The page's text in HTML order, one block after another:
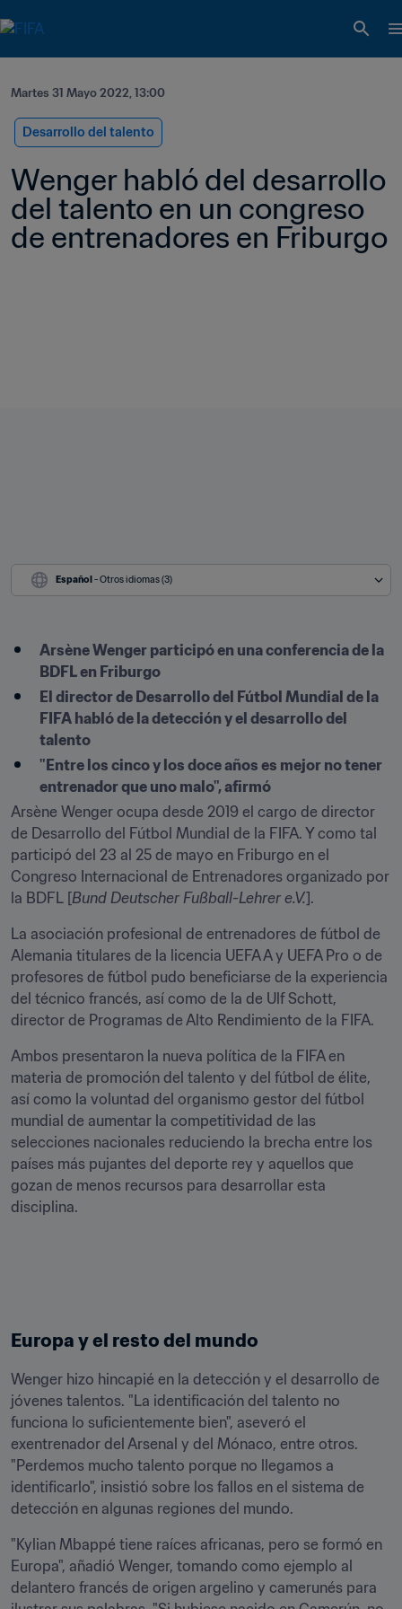
Martes 31 Mayo 2022, 13:00
Desarrollo del talento
Wenger habló del desarrollo
del talento en un congreso
de entrenadores en Friburgo
Español - Otros idiomas (3)
Arsène Wenger participó en una conferencia de la
BDFL en Friburgo
El director de Desarrollo del Fútbol Mundial de la
FIFA habló de la detección y el desarrollo del
talento
"Entre los cinco y los doce años es mejor no tener
entrenador que uno malo", afirmó
Arsène Wenger ocupa desde 2019 el cargo de director
de Desarrollo del Fútbol Mundial de la FIFA. Y como tal
participó del 23 al 25 de mayo en Friburgo en el
Congreso Internacional de Entrenadores organizado por
la BDFL [Bund Deutscher Fußball-Lehrer e.V.].
La asociación profesional de entrenadores de fútbol de
Alemania titulares de la licencia UEFA A y UEFA Pro o de
profesores de fútbol pudo beneficiarse de la experiencia
del técnico francés, así como de la de Ulf Schott,
director de Programas de Alto Rendimiento de la FIFA.
Ambos presentaron la nueva política de la FIFA en
materia de promoción del talento y del fútbol de élite,
así como la voluntad del organismo gestor del fútbol
mundial de aumentar la competitividad de las
selecciones nacionales reduciendo la brecha entre los
países más pujantes del deporte rey y aquellos que
gozan de menos recursos para desarrollar esta
disciplina.
Europa y el resto del mundo
Wenger hizo hincapié en la detección y el desarrollo de
jóvenes talentos. "La identificación del talento no
funciona lo suficientemente bien", aseveró el
exentrenador del Arsenal y del Mónaco, entre otros.
"Perdemos mucho talento porque no llegamos a
identificarlo", insistió sobre los fallos en el sistema de
detección en algunas regiones del mundo.
"Kylian Mbappé tiene raíces africanas, pero se formó en
Europa", añadió Wenger, tomando como ejemplo al
delantero francés de origen argelino y camerunés para